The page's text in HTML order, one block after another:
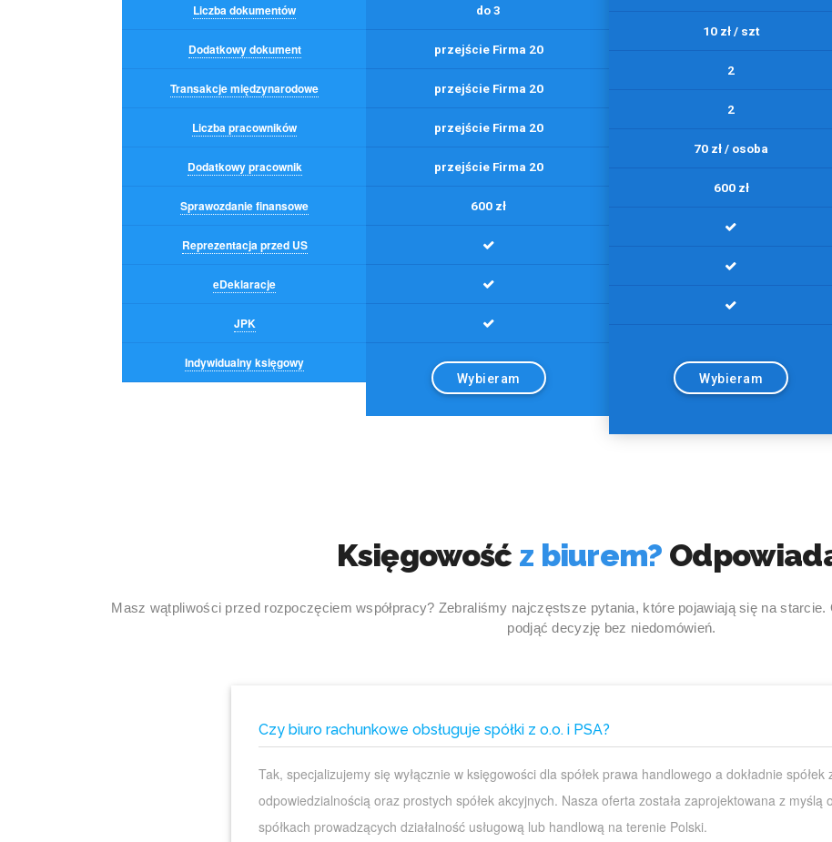
Liczba dokumentów
Dodatkowy dokument
Transakcje międzynarodowe
Liczba pracowników
Dodatkowy pracownik
Sprawozdanie finansowe
Reprezentacja przed US
eDeklaracje
JPK
Indywidualny księgowy
do 3
przejście Firma 20
przejście Firma 20
przejście Firma 20
przejście Firma 20
600 zł
Wybieram
10 zł / szt
2
2
70 zł / osoba
600 zł
Wybieram
Księgowość z biurem?
Masz wątpliwości przed rozpoczęciem współpracy? Zebraliśmy najczęstsze pytania, które pojawiają się na
podjąć decyzję bez niedomówień.
Czy biuro rachunkowe obsługuje spółki z o.o. i PSA?
Tak, specjalizujemy się wyłącznie w księgowości dla spółek prawa handlowego a dokładnie spółek
odpowiedzialnością oraz prostych spółek akcyjnych. Nasza oferta została zaprojektowana z myślą
spółkach prowadzących działalność usługową lub handlową na terenie Polski.